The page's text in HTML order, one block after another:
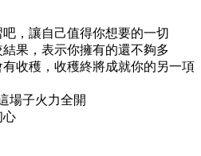
，讓自己值得你想要的一切
果，表示你擁有的還不夠多
收穫，收穫終將成就你的另一項
場子火力全開
心